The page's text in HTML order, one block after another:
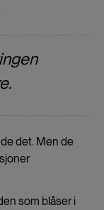
det. Men de
som blåser i